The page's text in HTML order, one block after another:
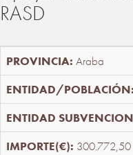
RASD
Araba
300.772,50